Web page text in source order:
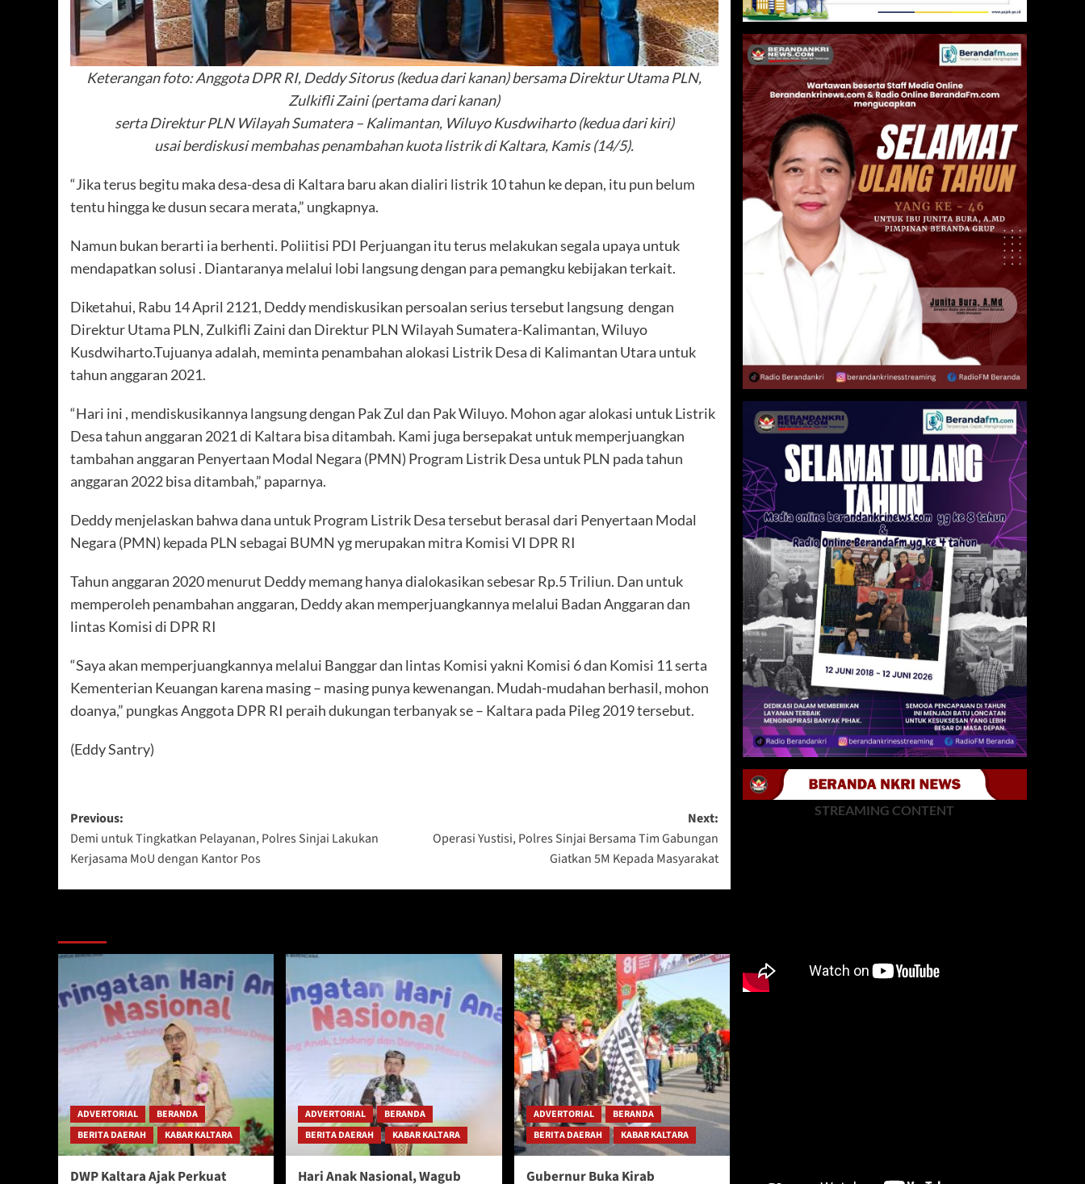
Keterangan foto: Anggota DPR RI, Deddy Sitorus (kedua dari kanan) bersama Direktur Utama PLN,
Zulkifli Zaini (pertama dari kanan)
serta Direktur PLN Wilayah Sumatera – Kalimantan, Wiluyo Kusdwiharto (kedua dari kiri)
usai berdiskusi membahas penambahan kuota listrik di Kaltara, Kamis (14/5).
“Jika terus begitu maka desa-desa di Kaltara baru akan dialiri listrik 10 tahun ke depan, itu pun belum
tentu hingga ke dusun secara merata,” ungkapnya.
Namun bukan berarti ia berhenti. Poliitisi PDI Perjuangan itu terus melakukan segala upaya untuk
mendapatkan solusi . Diantaranya melalui lobi langsung dengan para pemangku kebijakan terkait.
Diketahui, Rabu 14 April 2121, Deddy mendiskusikan persoalan serius tersebut langsung dengan
Direktur Utama PLN, Zulkifli Zaini dan Direktur PLN Wilayah Sumatera-Kalimantan, Wiluyo
Kusdwiharto.Tujuanya adalah, meminta penambahan alokasi Listrik Desa di Kalimantan Utara untuk
tahun anggaran 2021.
“Hari ini , mendiskusikannya langsung dengan Pak Zul dan Pak Wiluyo. Mohon agar alokasi untuk Listrik
Desa tahun anggaran 2021 di Kaltara bisa ditambah. Kami juga bersepakat untuk memperjuangkan
tambahan anggaran Penyertaan Modal Negara (PMN) Program Listrik Desa untuk PLN pada tahun
anggaran 2022 bisa ditambah,” paparnya.
Deddy menjelaskan bahwa dana untuk Program Listrik Desa tersebut berasal dari Penyertaan Modal
Negara (PMN) kepada PLN sebagai BUMN yg merupakan mitra Komisi VI DPR RI
Tahun anggaran 2020 menurut Deddy memang hanya dialokasikan sebesar Rp.5 Triliun. Dan untuk
memperoleh penambahan anggaran, Deddy akan memperjuangkannya melalui Badan Anggaran dan
lintas Komisi di DPR RI
“Saya akan memperjuangkannya melalui Banggar dan lintas Komisi yakni Komisi 6 dan Komisi 11 serta
Kementerian Keuangan karena masing – masing punya kewenangan. Mudah-mudahan berhasil, mohon
doanya,” pungkas Anggota DPR RI peraih dukungan terbanyak se – Kaltara pada Pileg 2019 tersebut.
(Eddy Santry)
Post
navigation
Previous:
Demi untuk Tingkatkan Pelayanan, Polres Sinjai Lakukan
Kerjasama MoU dengan Kantor Pos
Next:
Operasi Yustisi, Polres Sinjai Bersama Tim Gabungan
Giatkan 5M Kepada Masyarakat
ADVERTORIAL
BERANDA
BERITA DAERAH
KABAR KALTARA
DWP Kaltara Ajak Perkuat
ADVERTORIAL
BERANDA
BERITA DAERAH
KABAR KALTARA
Hari Anak Nasional, Wagub
ADVERTORIAL
BERANDA
BERITA DAERAH
KABAR KALTARA
Gubernur Buka Kirab
STREAMING CONTENT